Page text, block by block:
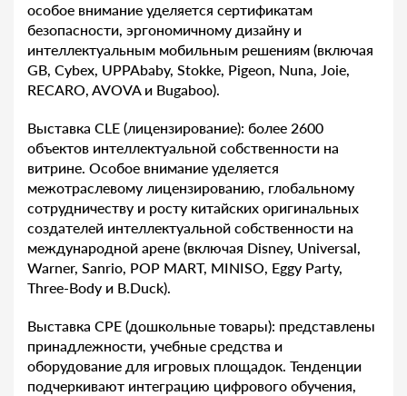
особое внимание уделяется сертификатам
безопасности, эргономичному дизайну и
интеллектуальным мобильным решениям (включая
GB, Cybex, UPPAbaby, Stokke, Pigeon, Nuna, Joie,
RECARO, AVOVA и Bugaboo).
Выставка CLE (лицензирование): более 2600
объектов интеллектуальной собственности на
витрине. Особое внимание уделяется
межотраслевому лицензированию, глобальному
сотрудничеству и росту китайских оригинальных
создателей интеллектуальной собственности на
международной арене (включая Disney, Universal,
Warner, Sanrio, POP MART, MINISO, Eggy Party,
Three-Body и B.Duck).
Выставка CPE (дошкольные товары): представлены
принадлежности, учебные средства и
оборудование для игровых площадок. Тенденции
подчеркивают интеграцию цифрового обучения,